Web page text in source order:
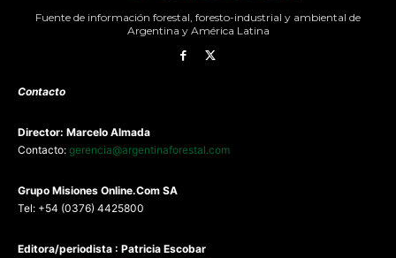
Fuente de información forestal, foresto-industrial y ambiental de
Argentina y América Latina
Contacto
Director: Marcelo Almada
Contacto: gerencia@argentinaforestal.com
Grupo Misiones Online.Com SA
Tel: +54 (0376) 4425800
Editora/periodista : Patricia Escobar